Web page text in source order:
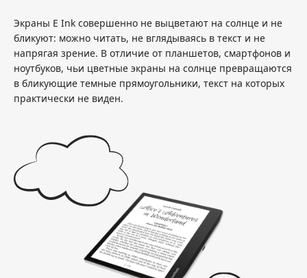
Экраны E Ink совершенно не выцветают на солнце и не
бликуют: можно читать, не вглядываясь в текст и не
напрягая зрение. В отличие от планшетов, смартфонов и
ноутбуков, чьи цветные экраны на солнце превращаются
в бликующие темные прямоугольники, текст на которых
практически не виден.